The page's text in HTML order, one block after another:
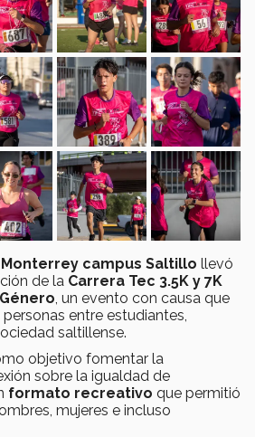
campus Saltillo llevó
de la Carrera Tec 3.5K y 7K
, un evento con causa que
entre estudiantes,
saltillense.
objetivo fomentar la
sobre la igualdad de
formato recreativo que permitió
mujeres e incluso